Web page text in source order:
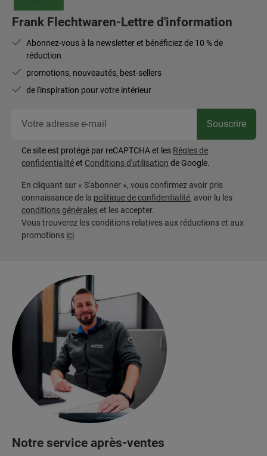
Frank Flechtwaren-Lettre d'information
Abonnez-vous à la newsletter et bénéficiez de 10 % de
réduction
promotions, nouveautés, best-sellers
de l'inspiration pour votre intérieur
Souscrire
Ce site est protégé par reCAPTCHA et les Règles de
confidentialitéet Conditions d'utilisation de Google.
En cliquant sur « S'abonner », vous confirmez avoir pris
connaissance de la politique de confidentialité, avoir lu les
conditions généraleset les accepter.
Vous trouverez les conditions relatives aux réductions et aux
promotions ici
Notre service après-ventes